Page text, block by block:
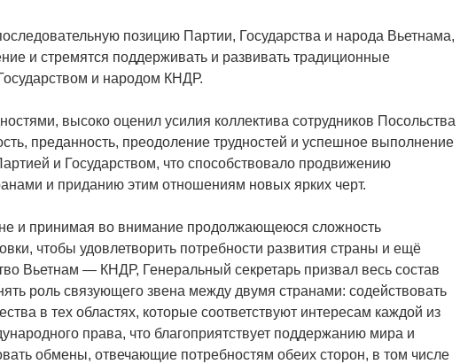
позицию Партии, Государства и народа Вьетнама,
и стремятся поддерживать и развивать традиционные
и народом КНДР.
высоко оценил усилия коллектива сотрудников Посольства
преданность, преодоление трудностей и успешное выполнение
и Государством, что способствовало продвижению
и приданию этим отношениям новых ярких черт.
и принимая во внимание продолжающеюся сложность
чтобы удовлетворить потребности развития страны и ещё
Вьетнам — КНДР, Генеральный секретарь призвал весь состав
роль связующего звена между двумя странами: содействовать
в тех областях, которые соответствуют интересам каждой из
права, что благоприятствует поддержанию мира и
обмены, отвечающие потребностям обеих сторон, в том числе